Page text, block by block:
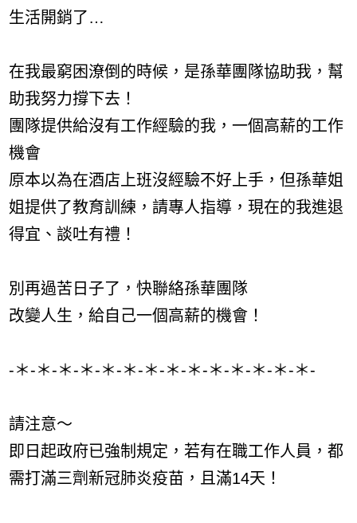
生活開銷了…
在我最窮困潦倒的時候，是孫華團隊協助我，幫
助我努力撐下去！
團隊提供給沒有工作經驗的我，一個高薪的工作
機會
原本以為在酒店上班沒經驗不好上手，但孫華姐
姐提供了教育訓練，請專人指導，現在的我進退
得宜、談吐有禮！
別再過苦日子了，快聯絡孫華團隊
改變人生，給自己一個高薪的機會！
-＊-＊-＊-＊-＊-＊-＊-＊-＊-＊-＊-＊-＊-＊-
請注意～
即日起政府已強制規定，若有在職工作人員，都
需打滿三劑新冠肺炎疫苗，且滿14天！